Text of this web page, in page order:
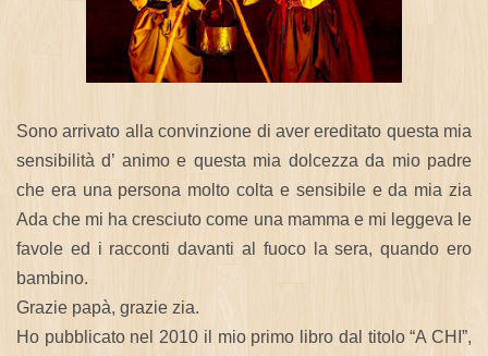
Sono arrivato alla convinzione di aver ereditato questa mia
sensibilità d’ animo e questa mia dolcezza da mio padre
che era una persona molto colta e sensibile e da mia zia
Ada che mi ha cresciuto come una mamma e mi leggeva le
favole ed i racconti davanti al fuoco la sera, quando ero
bambino.
Grazie papà, grazie zia.
Ho pubblicato nel 2010 il mio primo libro dal titolo “A CHI”,